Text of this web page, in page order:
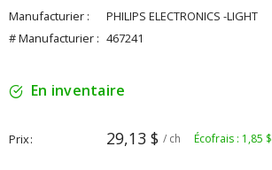
Manufacturier :
PHILIPS ELECTRONICS -LIGHT
# Manufacturier : 467241
En inventaire
Prix 29,13 $ / ch Écofrais : 1,85 $